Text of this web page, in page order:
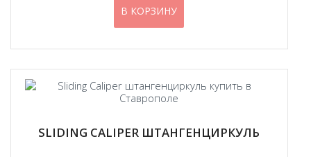
В КОРЗИНУ
SLIDING CALIPER ШТАНГЕНЦИРКУЛЬ